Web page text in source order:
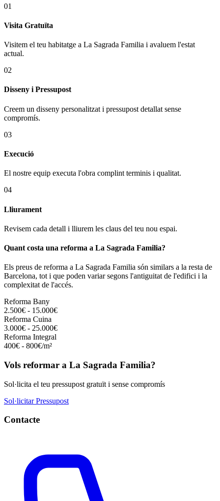
01
Visita Gratuïta
Visitem el teu habitatge a La Sagrada Familia i avaluem l'estat
actual.
02
Disseny i Pressupost
Creem un disseny personalitzat i pressupost detallat sense
compromís.
03
Execució
El nostre equip executa l'obra complint terminis i qualitat.
04
Lliurament
Revisem cada detall i lliurem les claus del teu nou espai.
Quant costa una reforma a La Sagrada Familia?
Els preus de reforma a La Sagrada Familia són similars a la resta de
Barcelona, tot i que poden variar segons l'antiguitat de l'edifici i la
complexitat de l'accés.
Reforma Bany
2.500€ - 15.000€
Reforma Cuina
3.000€ - 25.000€
Reforma Integral
400€ - 800€/m²
Vols reformar a La Sagrada Familia?
Sol·licita el teu pressupost gratuït i sense compromís
Sol·licitar Pressupost
Contacte